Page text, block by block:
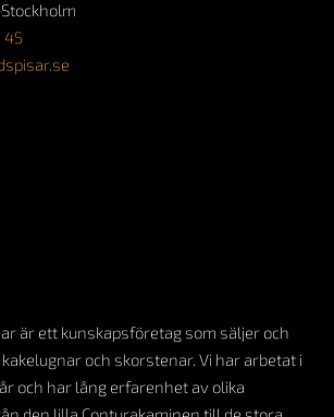
är ett kunskapsföretag som säljer och
och skorstenar. Vi har arbetat i
och har lång erfarenhet av olika
45